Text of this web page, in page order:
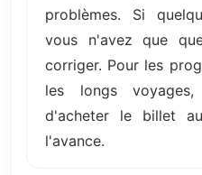
problèmes. Si
vous n'avez que
corriger. Pour les
les longs
d'acheter le billet
l'avance.